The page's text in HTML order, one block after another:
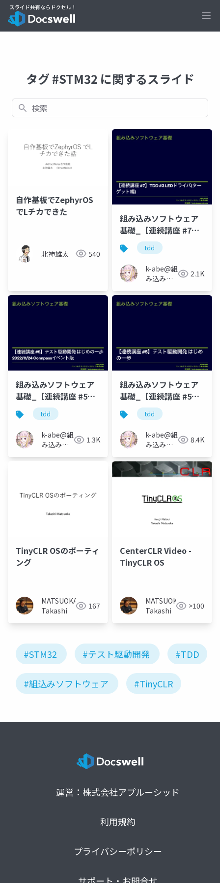
タグ #STM32 に関するスライド
検索
自作基板でZephyrOS
でLチカできた
北神雄太 540
組み込みソフトウェア
基礎_【連続講座 #7】
TDD#3 LEDドライバ(タ
ーゲット編)
tdd
k-abe@組
み込みソ
アの人
2.1K
組み込みソフトウェア
基礎_【連続講座 #5】
テスト駆動開発 はじめ
の一歩
_221124_connpass_event_slide
tdd
k-abe@組
み込みソ
1.3K
組み込みソフトウェア
基礎_【連続講座 #5】
テスト駆動開発 はじめ
の一歩
tdd
k-abe@組
み込みソ
アの人
8.4K
TinyCLR OSのポーティ
ング
MATSUOKA
Takashi
167
CenterCLR Video -
TinyCLR OS
MATSUOKA
Takashi
>100
#STM32 #テスト駆動開発 #TDD
#組込みソフトウェア #TinyCLR
運営：株式会社アプルーシッド
利用規約
プライバシーポリシー